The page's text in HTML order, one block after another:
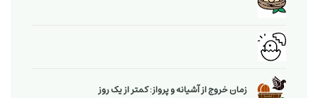
زمان خروج از آشیانه و پرواز: کمتر از یک روز